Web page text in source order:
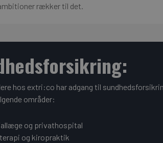
rækker til det.
hos extri:co har adgang til
områder:
og privathospital
og kiropraktik